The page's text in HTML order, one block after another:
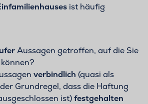
ist häufig
Aussagen getroffen, auf die Sie
verbindlich (quasi als
Grundregel, dass die Haftung
ist)festgehalten